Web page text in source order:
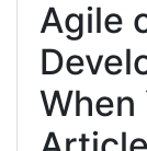
Agile
When